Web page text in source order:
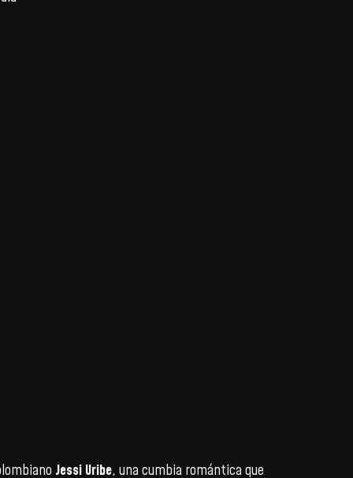
Jessi Uribe, una cumbia romántica que